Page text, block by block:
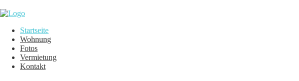
Startseite
Wohnung
Fotos
Vermietung
Kontakt